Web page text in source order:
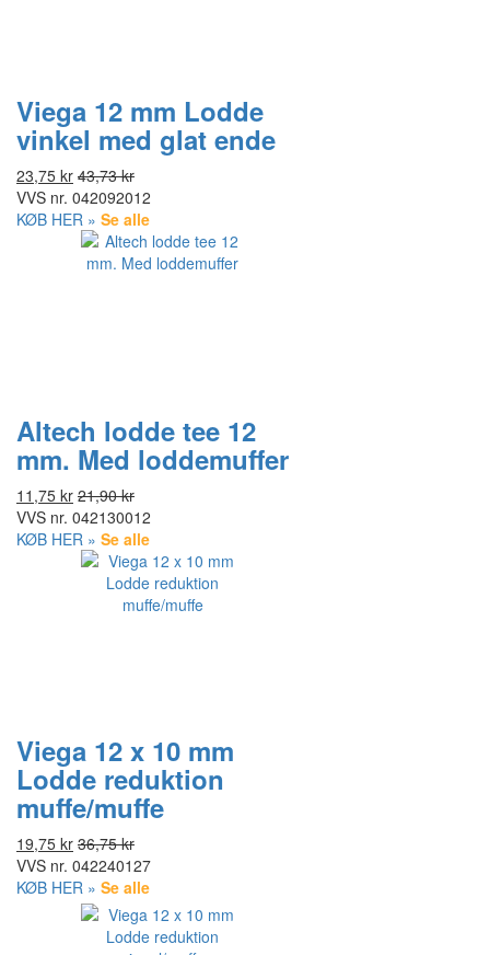
Viega 12 mm Lodde
vinkel med glat ende
23,75 kr 43,73 kr
VVS nr. 042092012
KØB HER » Se alle
Altech lodde tee 12
mm. Med loddemuffer
11,75 kr 21,90 kr
VVS nr. 042130012
KØB HER » Se alle
Viega 12 x 10 mm
Lodde reduktion
muffe/muffe
19,75 kr 36,75 kr
VVS nr. 042240127
KØB HER » Se alle